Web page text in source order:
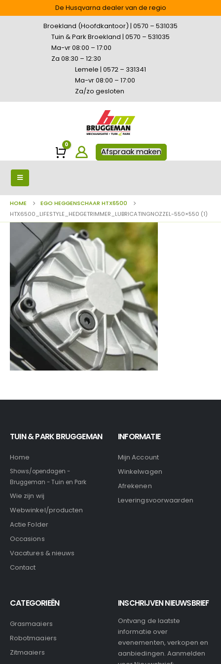
De Husqvarna dealer van de regio
Broekland (Hoofdkantoor) | 0570 – 531035
Tuin & Park Broekland | 0570 – 531035
Ma-vr 08:00 – 17:00
Za 08:30 – 12:30
Lemele | 0572 – 331341
Ma-vr 08:00 – 17:00
Za/zo gesloten
Winkelwagen
0
Afspraak maken
HOME
EGO HEGGENSCHAAR HTX6500
HTX6500_LIFESTYLE_HEDGETRIMMER_LUBRICATINGNOZZEL-550×550 (1)
TUIN & PARK BRUGGEMAN
Home
Shows/opendagen -
Bruggeman - Tuin en Park
Wie zijn wij
Webwinkel/producten
Actie Folder
Occasions
Vacatures & nieuws
Contact
INFORMATIE
Mijn Account
Winkelwagen
Afrekenen
Leveringsvoorwaarden
CATEGORIEËN
Grasmaaiers
Robotmaaiers
Zitmaaiers
INSCHRIJVEN NIEUWSBRIEF
Ontvang de laatste
informatie over
evenementen, verkopen en
aanbiedingen. Aanmelden